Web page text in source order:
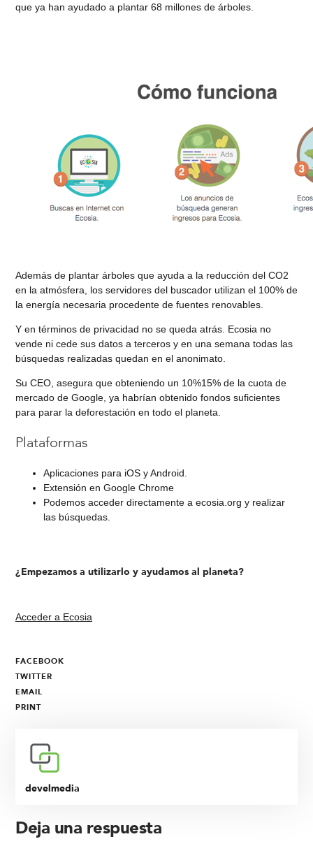
que ya han ayudado a plantar 68 millones de árboles.
Además de plantar árboles que ayuda a la reducción del CO2
en la atmósfera, los servidores del buscador utilizan el 100% de
la energía necesaria procedente de fuentes renovables.
Y en términos de privacidad no se queda atrás. Ecosia no
vende ni cede sus datos a terceros y en una semana todas las
búsquedas realizadas quedan en el anonimato.
Su CEO, asegura que obteniendo un 10%15% de la cuota de
mercado de Google, ya habrían obtenido fondos suficientes
para parar la deforestación en todo el planeta.
Plataformas
Aplicaciones para iOS y Android.
Extensión en Google Chrome
Podemos acceder directamente a ecosia.org y realizar
las búsquedas.
¿Empezamos a utilizarlo y ayudamos al planeta?
Acceder a Ecosia
FACEBOOK
TWITTER
EMAIL
PRINT
develmedia
Deja una respuesta